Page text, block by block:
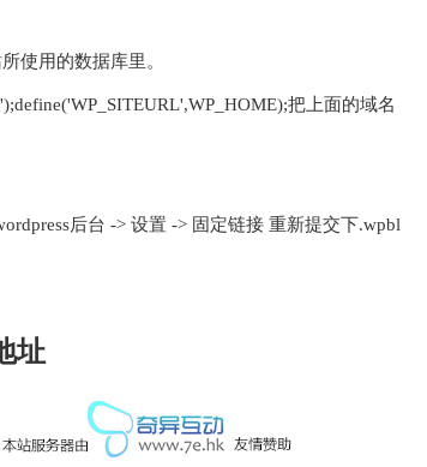
使用的数据库里。
把上面的域名
后台 -> 设置 -> 固定链接 重新提交下.wpbl
址